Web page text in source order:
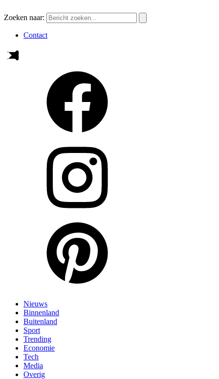
Zoeken naar:
Contact
Nieuws
Binnenland
Buitenland
Sport
Trending
Economie
Tech
Media
Overig